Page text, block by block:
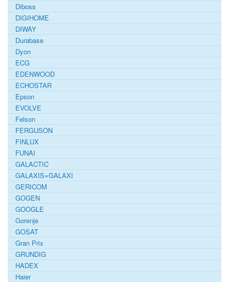
Diboss
DIGIHOME
DIWAY
Durabase
Dyon
ECG
EDENWOOD
ECHOSTAR
Epson
EVOLVE
Felson
FERGUSON
FINLUX
FUNAI
GALACTIC
GALAXIS=GALAXI
GERICOM
GOGEN
GOOGLE
Gorenje
GOSAT
Gran Prix
GRUNDIG
HADEX
Haier